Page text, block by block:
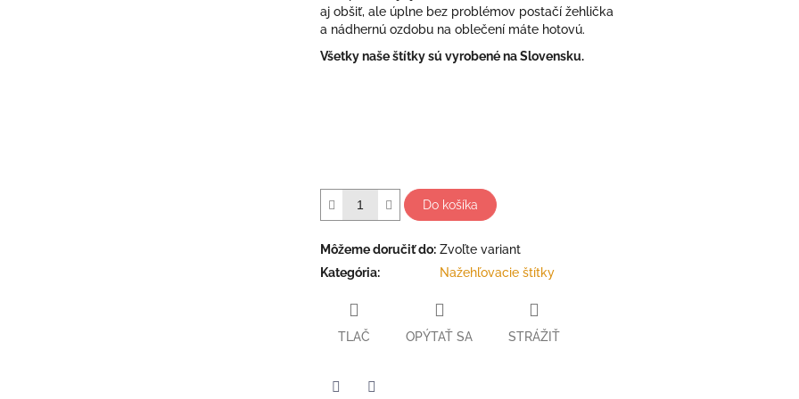
aj obšiť, ale úplne bez problémov postačí žehlička
a nádhernú ozdobu na oblečení máte hotovú.
Všetky naše štítky sú vyrobené na Slovensku.
Do košíka
Môžeme doručiť do: Zvoľte variant
Kategória: Nažehľovacie štítky
TLAČ OPÝTAŤ SA STRÁŽIŤ